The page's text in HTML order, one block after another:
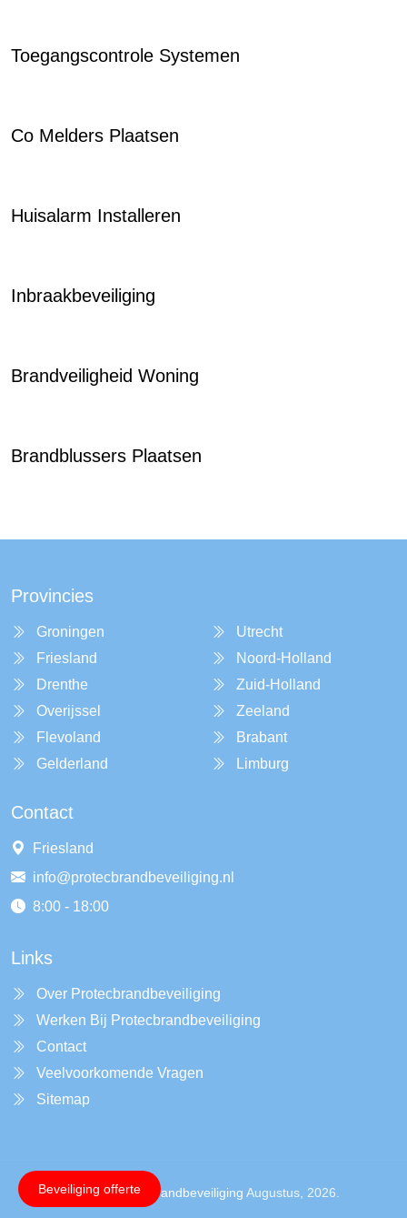
Toegangscontrole Systemen
Co Melders Plaatsen
Huisalarm Installeren
Inbraakbeveiliging
Brandveiligheid Woning
Brandblussers Plaatsen
Provincies
Groningen
Friesland
Drenthe
Overijssel
Flevoland
Gelderland
Utrecht
Noord-Holland
Zuid-Holland
Zeeland
Brabant
Limburg
Contact
Friesland
info@protecbrandbeveiliging.nl
8:00 - 18:00
Links
Over Protecbrandbeveiliging
Werken Bij Protecbrandbeveiliging
Contact
Veelvoorkomende Vragen
Sitemap
Copyright ©Protecbrandbeveiliging Augustus, 2026.
Beveiliging offerte